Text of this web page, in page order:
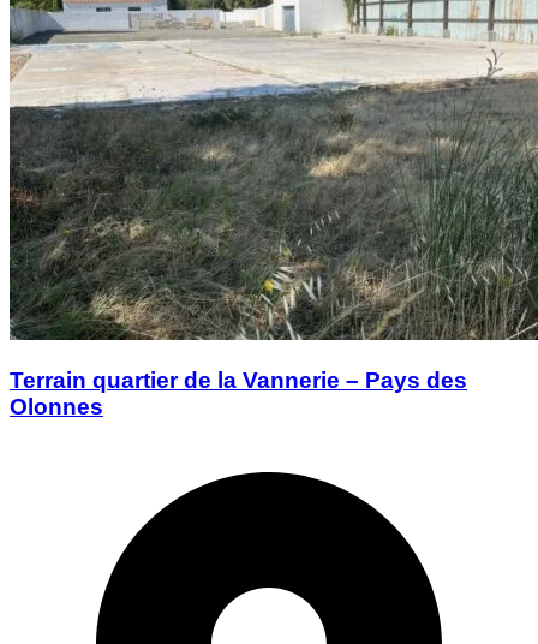
Terrain quartier de la Vannerie – Pays des
Olonnes